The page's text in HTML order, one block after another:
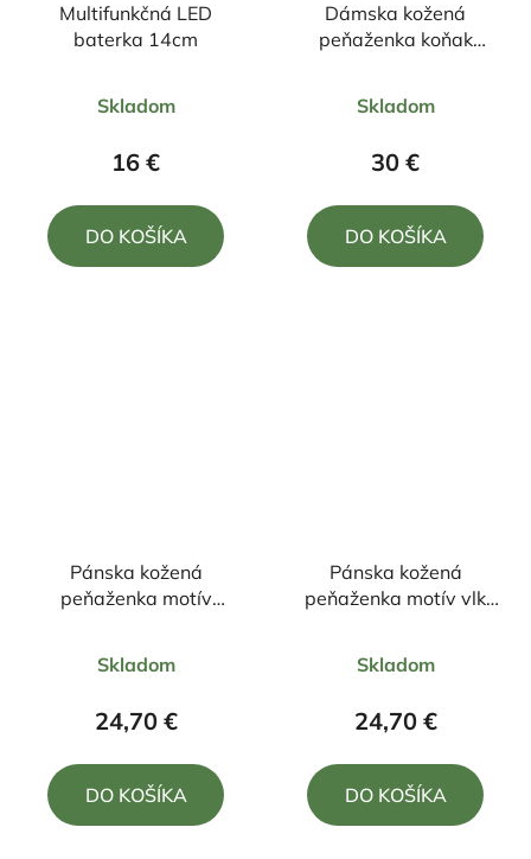
Multifunkčná LED
baterka 14cm
hodnotenie
produktu
z
Skladom
16 €
DO KOŠÍKA
Dámska kožená
peňaženka koňak
hodnotenie
produktu
z
Skladom
30 €
DO KOŠÍKA
Pánska kožená
peňaženka motív
hodnotenie
produktu
5,0
z
Skladom
24,70 €
DO KOŠÍKA
Pánska kožená
peňaženka motív vlk
hodnotenie
produktu
5,0
z
Skladom
24,70 €
DO KOŠÍKA